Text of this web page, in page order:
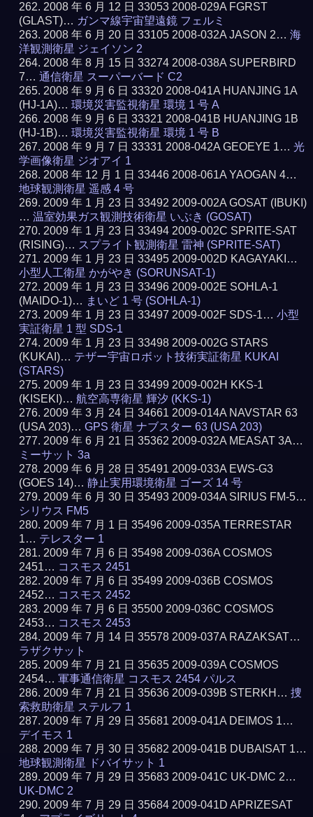
2008 年 6 月 12 日 33053 2008-029A FGRST
(GLAST)… ガンマ線宇宙望遠鏡 フェルミ
2008 年 6 月 20 日 33105 2008-032A JASON 2…海
洋観測衛星 ジェイソン 2
2008 年 8 月 15 日 33274 2008-038A SUPERBIRD
7…通信衛星 スーパーバード C2
2008 年 9 月 6 日 33320 2008-041A HUANJING 1A
(HJ-1A)…環境災害監視衛星 環境 1 号 A
2008 年 9 月 6 日 33321 2008-041B HUANJING 1B
(HJ-1B)…環境災害監視衛星 環境 1 号 B
2008 年 9 月 7 日 33331 2008-042A GEOEYE 1…光
学画像衛星 ジオアイ 1
2008 年 12 月 1 日 33446 2008-061A YAOGAN 4…
地球観測衛星 遥感 4 号
2009 年 1 月 23 日 33492 2009-002A GOSAT (IBUKI)
…温室効果ガス観測技術衛星 いぶき (GOSAT)
2009 年 1 月 23 日 33494 2009-002C SPRITE-SAT
(RISING)… スプライト観測衛星 雷神 (SPRITE-SAT)
2009 年 1 月 23 日 33495 2009-002D KAGAYAKI…
小型人工衛星 かがやき (SORUNSAT-1)
2009 年 1 月 23 日 33496 2009-002E SOHLA-1
(MAIDO-1)… まいど 1 号 (SOHLA-1)
2009 年 1 月 23 日 33497 2009-002F SDS-1…小型
実証衛星 1 型 SDS-1
2009 年 1 月 23 日 33498 2009-002G STARS
(KUKAI)… テザー宇宙ロボット技術実証衛星 KUKAI
(STARS)
2009 年 1 月 23 日 33499 2009-002H KKS-1
(KISEKI)…航空高専衛星 輝汐 (KKS-1)
2009 年 3 月 24 日 34661 2009-014A NAVSTAR 63
(USA 203)…GPS 衛星 ナブスター 63 (USA 203)
2009 年 6 月 21 日 35362 2009-032A MEASAT 3A…
ミーサット 3a
2009 年 6 月 28 日 35491 2009-033A EWS-G3
(GOES 14)…静止実用環境衛星 ゴーズ 14 号
2009 年 6 月 30 日 35493 2009-034A SIRIUS FM-5…
シリウス FM5
2009 年 7 月 1 日 35496 2009-035A TERRESTAR
1… テレスター 1
2009 年 7 月 6 日 35498 2009-036A COSMOS
2451… コスモス 2451
2009 年 7 月 6 日 35499 2009-036B COSMOS
2452… コスモス 2452
2009 年 7 月 6 日 35500 2009-036C COSMOS
2453… コスモス 2453
2009 年 7 月 14 日 35578 2009-037A RAZAKSAT…
ラザクサット
2009 年 7 月 21 日 35635 2009-039A COSMOS
2454…軍事通信衛星 コスモス 2454 パルス
2009 年 7 月 21 日 35636 2009-039B STERKH…捜
索救助衛星 ステルフ 1
2009 年 7 月 29 日 35681 2009-041A DEIMOS 1…
デイモス 1
2009 年 7 月 30 日 35682 2009-041B DUBAISAT 1…
地球観測衛星 ドバイサット 1
2009 年 7 月 29 日 35683 2009-041C UK-DMC 2…
UK-DMC 2
2009 年 7 月 29 日 35684 2009-041D APRIZESAT